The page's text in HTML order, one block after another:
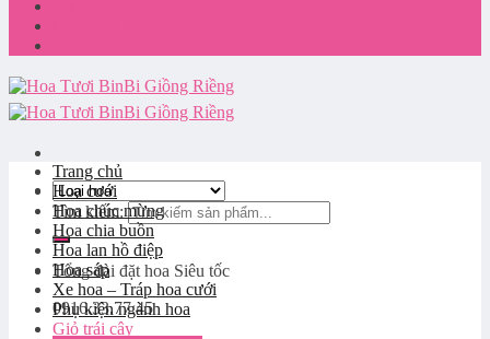
Tìm kiếm:
Tổng đài đặt hoa Siêu tốc
0916.33.77.45
Trang chủ
Hoa cưới
Hoa chúc mừng
Hoa chia buồn
Hoa lan hồ điệp
Hoa sáp
Xe hoa – Tráp hoa cưới
Phụ kiện ngành hoa
Giỏ trái cây